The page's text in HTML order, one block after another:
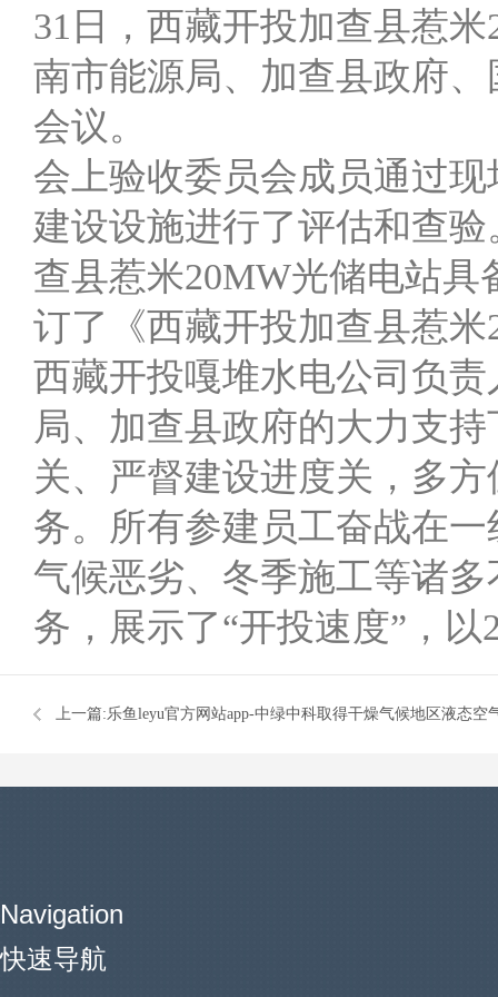
31日，西藏开投加查县惹
南市能源局、加查县政府
会议。
会上验收委员会成员通过
建设设施进行了评估和查
查县惹米20MW光储电站
订了《西藏开投加查县惹
西藏开投嘎堆水电公司负
局、加查县政府的大力支
关、严督建设进度关，多
务。所有参建员工奋战在
气候恶劣、冬季施工等诸
务，展示了“开投速度”，
上一篇:乐鱼leyu官方网站app-中绿中科取得干燥气候地区液态空
的循环水系统的控制方法专利
Navigation
快速导航